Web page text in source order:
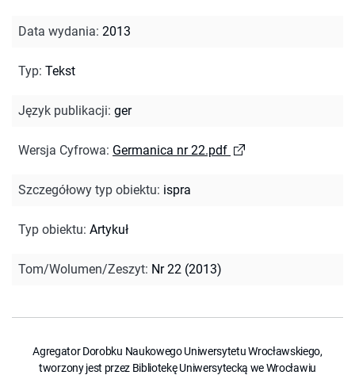
Data wydania: 2013
Typ: Tekst
Język publikacji: ger
Wersja Cyfrowa: Germanica nr 22.pdf
Szczegółowy typ obiektu: ispra
Typ obiektu: Artykuł
Tom/Wolumen/Zeszyt: Nr 22 (2013)
Agregator Dorobku Naukowego Uniwersytetu Wrocławskiego,
tworzony jest przez Bibliotekę Uniwersytecką we Wrocławiu